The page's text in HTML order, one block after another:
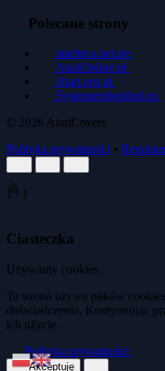
Polecane strony
atariteca.net.pe
AtariOnline.pl
Atari.org.pl
Systemembedded.eu
© 2026 AtariCovers
Polityka prywatności •
1/ 1
🍪
Ciasteczka
Używamy cookies
Ta strona używa plików
doświadczenia. Kontynuując
ich użycie.
Polityka prywatności
Akceptuję